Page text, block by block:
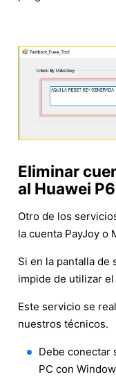
Eliminar
al Huawei
Otro de los
la cuenta PayJoy o
Si en la pantalla de
impide de utilizar
Este servicio se
nuestros técnicos.
Debe conectar
PC con